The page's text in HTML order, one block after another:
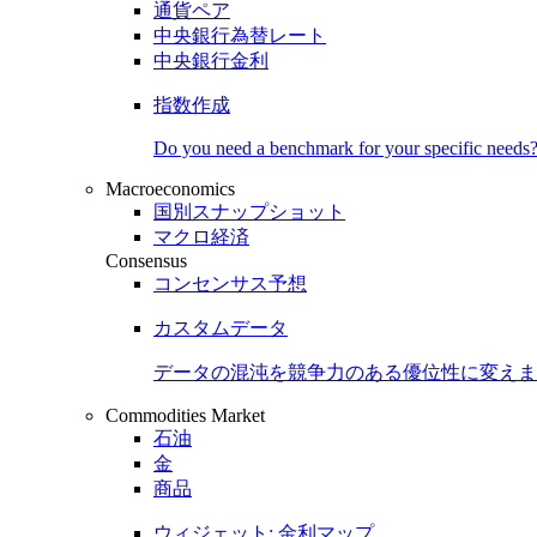
通貨ペア
中央銀行為替レート
中央銀行金利
指数作成
Do you need a benchmark for your specific needs?
Macroeconomics
国別スナップショット
マクロ経済
Consensus
コンセンサス予想
カスタムデータ
データの混沌を競争力のある優位性に変え
Commodities Market
石油
金
商品
ウィジェット: 金利マップ